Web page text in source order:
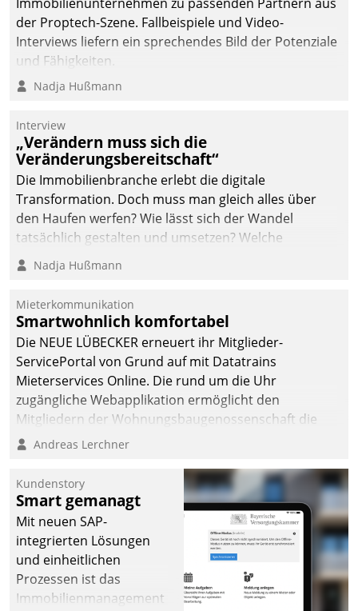
der Proptech-Szene. Fallbeispiele und Video-
Interviews liefern ein sprechendes Bild der Potenziale
und Fähigkeiten.
Nadja Hußmann
Interview
„Verändern muss sich die
Veränderungsbereitschaft“
Die Immobilienbranche erlebt die digitale
Transformation. Doch muss man gleich alles über
den Haufen werfen? Wie lässt sich der Wandel
tatsächlich gestalten und umsetzen? Welche
Argumente zählen wirklich?
Nadja Hußmann
Mieterkommunikation
Smartwohnlich komfortabel
Die NEUE LÜBECKER erneuert ihr Mitglieder-
ServicePortal von Grund auf mit Datatrains
Mieterservices Online. Die rund um die Uhr
zugängliche Webapplikation ermöglicht den
Mitgliedern der Wohnungs­bau­genossenschaft die
Kontaktaufnahme per Smartphone, Tablet oder PC.
Andreas Lerchner
Kundenstory
Smart gemanagt
Mit neuen SAP-
integrierten Lösungen
und einheitlichen
Prozessen ist das
Immobilienmanagement